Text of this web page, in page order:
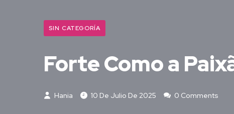
SIN CATEGORÍA
Forte Como a
Hania 10 De Julio De 2025 0 Comments